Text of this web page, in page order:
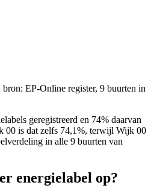
EP-Online register, 9 buurten in
geregistreerd en 74% daarvan
00 is dat zelfs 74,1%, terwijl Wijk 00
in alle 9 buurten van
energielabel op?